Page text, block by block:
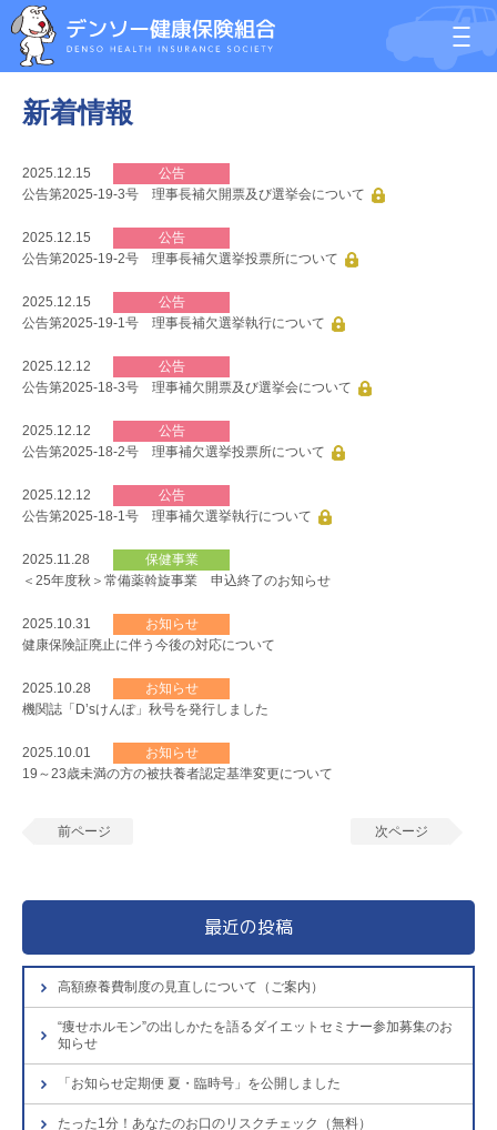
新着情報
2025.12.15
公告
公告第2025-19-3号 理事長補欠開票及び選挙会について
2025.12.15
公告
公告第2025-19-2号 理事長補欠選挙投票所について
2025.12.15
公告
公告第2025-19-1号 理事長補欠選挙執行について
2025.12.12
公告
公告第2025-18-3号 理事補欠開票及び選挙会について
2025.12.12
公告
公告第2025-18-2号 理事補欠選挙投票所について
2025.12.12
公告
公告第2025-18-1号 理事補欠選挙執行について
2025.11.28
保健事業
＜25年度秋＞常備薬斡旋事業 申込終了のお知らせ
2025.10.31
お知らせ
健康保険証廃止に伴う今後の対応について
2025.10.28
お知らせ
機関誌「D’sけんぽ」秋号を発行しました
2025.10.01
お知らせ
19～23歳未満の方の被扶養者認定基準変更について
前ページ 次ページ
最近の投稿
高額療養費制度の見直しについて（ご案内）
“痩せホルモン”の出しかたを語るダイエットセミナー参加募集のお
知らせ
「お知らせ定期便 夏・臨時号」を公開しました
たった1分！あなたのお口のリスクチェック（無料）